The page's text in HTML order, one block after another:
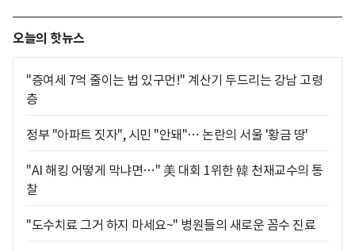
오늘의 핫뉴스
"증여세 7억 줄이는 법 있구먼!" 계산기 두드리는 강남 고령
층
정부 "아파트 짓자", 시민 "안돼"… 논란의 서울 '황금 땅'
"AI 해킹 어떻게 막냐면…" 美 대회 1위한 韓 천재교수의 통
찰
"도수치료 그거 하지 마세요~" 병원들의 새로운 꼼수 진료